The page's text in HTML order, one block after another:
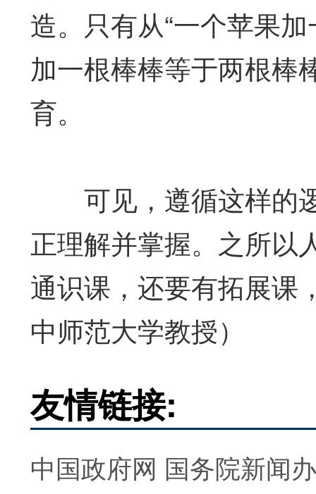
造。只有从“一个苹果
加一根棒棒等于两根棒
育。
可见，遵循这样的
正理解并掌握。之所以
通识课，还要有拓展课
中师范大学教授）
友情链接:
中国政府网 国务院新闻